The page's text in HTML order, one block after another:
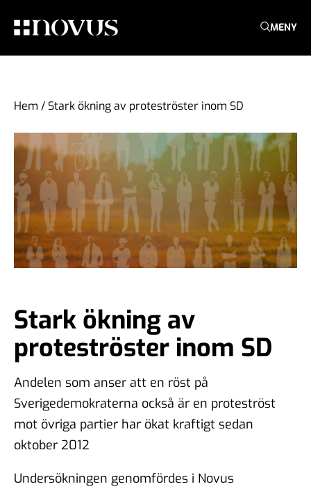
MENY
Hem / Stark ökning av proteströster inom SD
Stark ökning av
proteströster inom SD
Andelen som anser att en röst på
Sverigedemokraterna också är en proteströst
mot övriga partier har ökat kraftigt sedan
oktober 2012
Undersökningen genomfördes i Novus